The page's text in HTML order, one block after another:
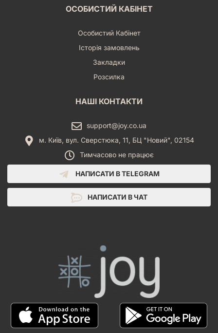
ОСОБИСТИЙ КАБІНЕТ
Особистий Кабінет
Історія замовлень
Закладки
Розсилка
НАШІ КОНТАКТИ
support@joy.co.ua
м. Київ, вул. Сверстюка, 11, БЦ "Новий", 02154
Тимчасово не працює
НАПИСАТИ В TELEGRAM
НАПИСАТИ В ЧАТ